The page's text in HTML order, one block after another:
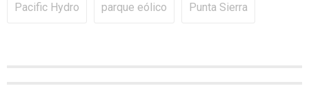
Pacific Hydro parque eólico Punta Sierra